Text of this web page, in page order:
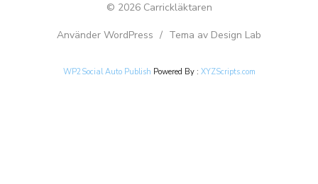
© 2026 Carrickläktaren
Använder WordPress / Tema av Design Lab
WP2Social Auto Publish Powered By : XYZScripts.com